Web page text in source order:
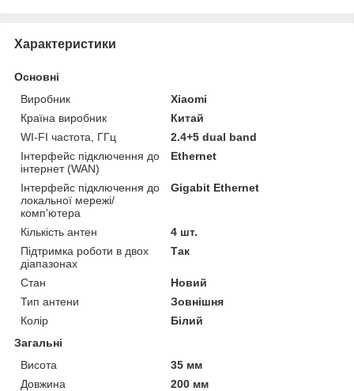
Характеристики
Основні
Виробник
Xiaomi
Країна виробник
Китай
WI-FI частота, ГГц
2.4+5 dual band
Інтерфейс підключення до
інтернет (WAN)
Ethernet
Інтерфейс підключення до
локальної мережі/
комп'ютера
Gigabit Ethernet
Кількість антен
4 шт.
Підтримка роботи в двох
діапазонах
Так
Стан
Новий
Тип антени
Зовнішня
Колір
Білий
Загальні
Висота
35 мм
Довжина
200 мм